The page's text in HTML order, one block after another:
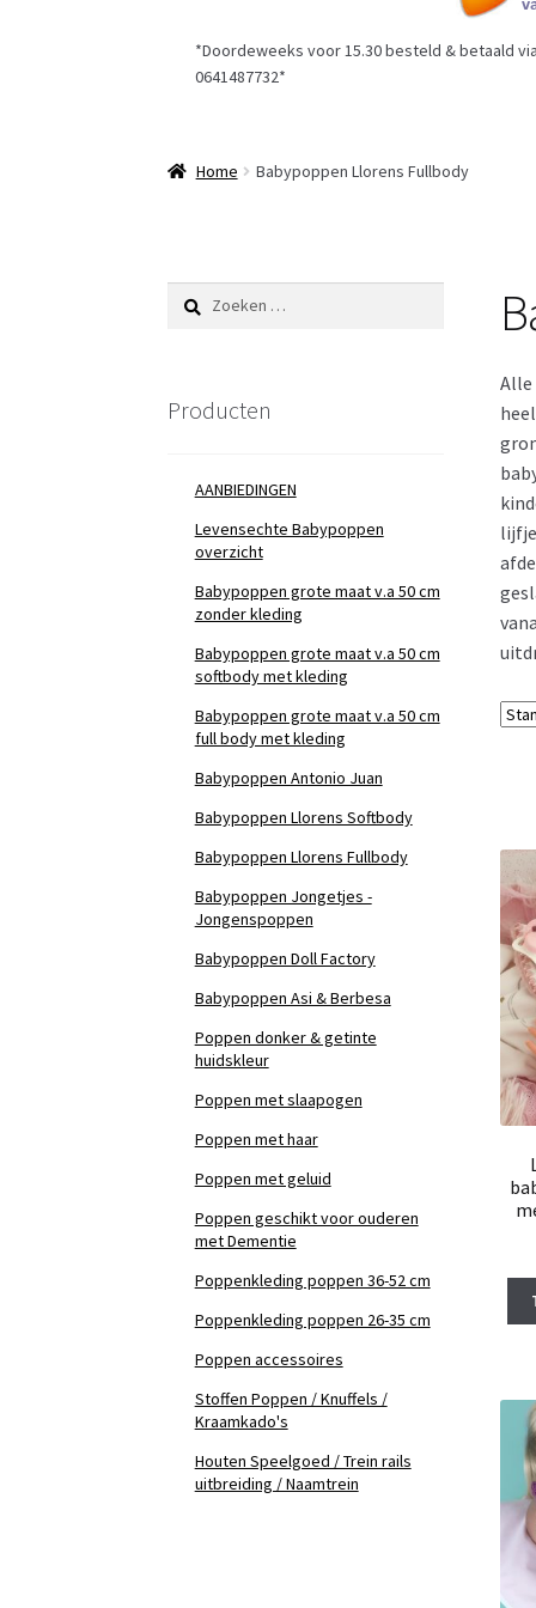
*Doordeweeks voor 15.30 besteld & betaald
0641487732*
Home Babypoppen Llorens Fullbody
Alle
Zoeken
naar:
Producten
AANBIEDINGEN
Levensechte Babypoppen
overzicht
Babypoppen grote maat v.a 50 cm
zonder kleding
Babypoppen grote maat v.a 50 cm
softbody met kleding
Babypoppen grote maat v.a 50 cm
full body met kleding
Babypoppen Antonio Juan
Babypoppen Llorens Softbody
Babypoppen Llorens Fullbody
Babypoppen Jongetjes -
Jongenspoppen
Babypoppen Doll Factory
Babypoppen Asi & Berbesa
Poppen donker & getinte
huidskleur
Poppen met slaapogen
Poppen met haar
Poppen met geluid
Poppen geschikt voor ouderen
met Dementie
Poppenkleding poppen 36-52 cm
Poppenkleding poppen 26-35 cm
Poppen accessoires
Stoffen Poppen / Knuffels /
Kraamkado's
Houten Speelgoed / Trein rails
uitbreiding / Naamtrein